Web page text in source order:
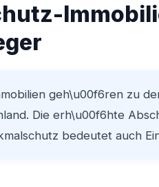
geh\u00f6ren zu
Die erh\u00f6hte
bedeutet auch